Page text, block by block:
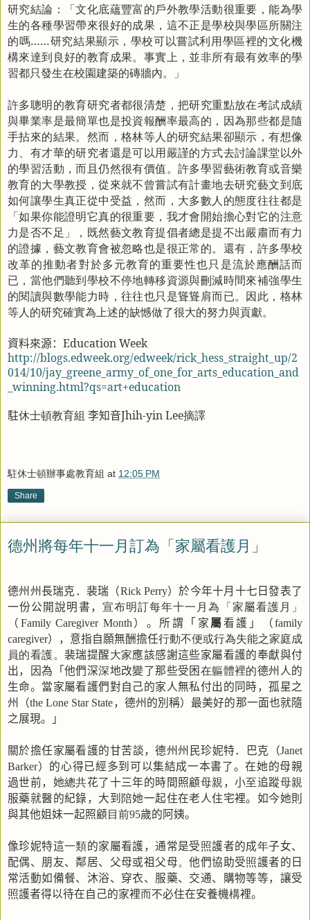
研究結論：「文化底蘊豐富的戶外教學活動很重要，能為學
生的各種學習帶來很好的成果，這不正是學校與學區所關注
的嗎……研究結果顯示，學校可以嘗試利用學區裡的文化機
構來達到良好的教育成果。事實上，並非所有最有效率的學
習都只發生在校園建築的磚牆內。」
許多聰明的教育研究者都很清楚，把研究重點放在考試成績
與畢業率是最簡單也是投資報酬率最高的，因為那些都是隨
手拈來的結果。然而，格林等人的研究結果卻顯示，有想像
力、有才華的研究者還是可以用嚴謹的方式去討論課堂以外
的學習活動，而且仍然很有價值。許多學習藝術教育或音樂
教育的大學教授，從來就不曾嘗試有計畫地去研究藝文到底
如何讓學生真正從中受益，然而，大多數人的態度往往都是
「如果你能證明它真的很重要，我才會開始擔心對它的注意
力是否不足」，既然藝文教育提倡者總是提不出嚴肅而有力
的證據，藝文教育會被忽略也是很正常的。還有，許多學校
改革的推動者對於多元教育的重要性也只是流於應酬話而
已，當他們聽到學校不停地轉移資源與刪減時間來補強學生
的閱讀與數學能力時，往往也只是聳聳肩而已。因此，格林
等人的研究確實為上述的缺憾做了很大的努力與貢獻。
資料來源： Education Week
http://blogs.edweek.org/edweek/rick_hess_straight_up/2
014/10/jay_greene_army_of_one_for_arts_education_and
_winning.html?qs=art+education
駐休士頓教育組 李知音Jhih-yin Lee摘譯
駐休士頓辦事處教育組 at 12:05 PM
Share
德州將每年十一月訂為「家屬看護月」
德州州長瑞克．裴瑞（Rick Perry）於今年十月十七日發表了
一份公開說明書， 宣布明訂每年十一月為「家屬看護月」
（ Family Caregiver Month）。所謂「家屬看護」（family
caregiver），意指自願無酬擔任行動不便或行為失能之家庭成
員的看護。 裴瑞提醒大家應該感謝這些家屬看護的奉獻與付
出，因為「他們深深地改變了那些受困在軀體裡的德州人的
生命。當家屬看護們對自己的家人無私付出的同時，孤星之
州（the Lone Star State，德州的別稱）最美好的那一面也就隨
之展現。」
關於擔任家屬看護的甘苦談，德州州民珍妮特．巴克（Janet
Barker）的心得已經多到可以集結成一本書了。在她的母親
過世前，她總共花了十三年的時間照顧母親，小至追蹤母親
服藥就醫的紀錄，大到陪她一起住在老人住宅裡。如今她則
與其他姐妹一起照顧目前95歲的阿姨。
像珍妮特這一類的家屬看護，通常是受照護者的成年子女、
配偶、朋友、鄰居、父母或祖父母。他們協助受照護者的日
常活動如備餐、沐浴、穿衣、服藥、交通、購物等等，讓受
照護者得以待在自己的家裡而不必住在安養機構裡。